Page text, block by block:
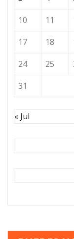
10
11
17
18
24
25
31
« Jul